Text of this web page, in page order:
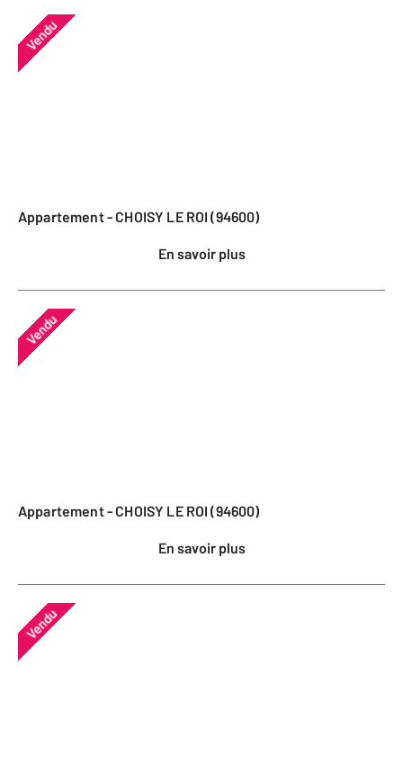
Vendu
Appartement - CHOISY LE ROI (94600)
En savoir plus
Vendu
Appartement - CHOISY LE ROI (94600)
En savoir plus
Vendu